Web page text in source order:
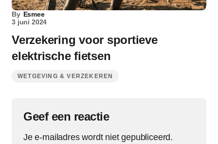
By Esmee
3 juni 2024
Verzekering voor sportieve
elektrische fietsen
WETGEVING & VERZEKEREN
Geef een reactie
Je e-mailadres wordt niet gepubliceerd.